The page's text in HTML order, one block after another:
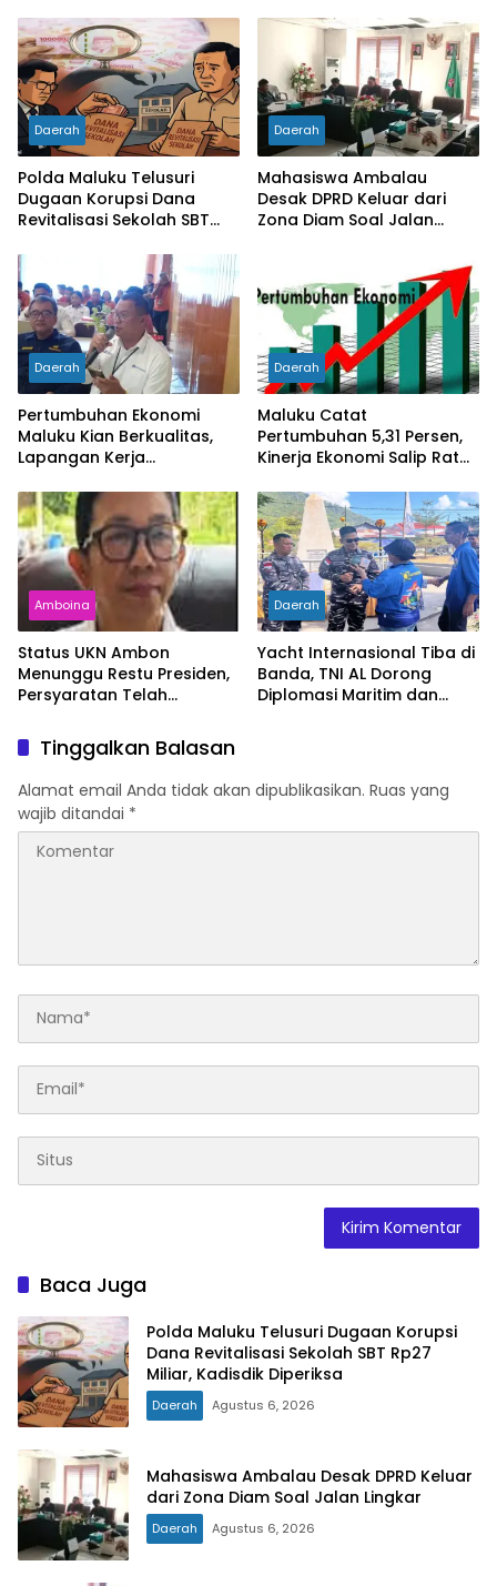
Daerah
Polda Maluku Telusuri
Dugaan Korupsi Dana
Revitalisasi Sekolah SBT
Diperiksa
Daerah
Mahasiswa Ambalau
Desak DPRD Keluar dari
Zona Diam Soal Jalan
Daerah
Pertumbuhan Ekonomi
Maluku Kian Berkualitas,
Lapangan Kerja
Kemiskinan Turun
Daerah
Maluku Catat
Pertumbuhan 5,31 Persen,
Kinerja Ekonomi Salip Rata-
Amboina
Status UKN Ambon
Menunggu Restu Presiden,
Persyaratan Telah
Daerah
Yacht Internasional Tiba di
Banda, TNI AL Dorong
Diplomasi Maritim dan
Tinggalkan Balasan
Alamat email Anda tidak akan dipublikasikan. Ruas yang
wajib ditandai *
Baca Juga
Polda Maluku Telusuri Dugaan Korupsi
Dana Revitalisasi Sekolah SBT Rp27
Miliar, Kadisdik Diperiksa
Daerah Agustus 6, 2026
Mahasiswa Ambalau Desak DPRD Keluar
dari Zona Diam Soal Jalan Lingkar
Daerah Agustus 6, 2026